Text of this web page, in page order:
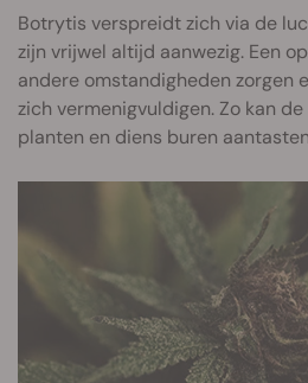
Botrytis verspreidt zich via de
zijn vrijwel altijd aanwezig. Een
andere omstandigheden zorgen
zich vermenigvuldigen. Zo kan
planten en diens buren